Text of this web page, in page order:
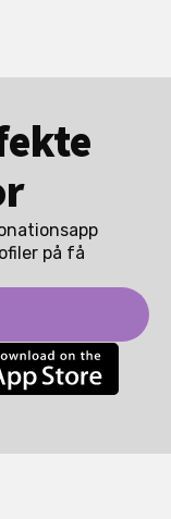
på få